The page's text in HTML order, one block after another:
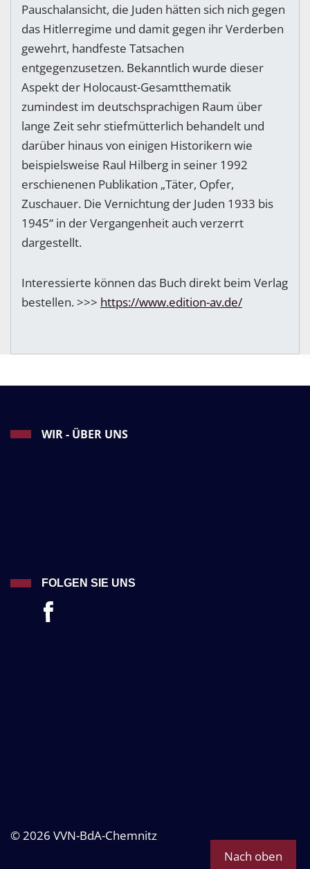
Pauschalansicht, die Juden hätten sich nich gegen
das Hitlerregime und damit gegen ihr Verderben
gewehrt, handfeste Tatsachen
entgegenzusetzen. Bekanntlich wurde dieser
Aspekt der Holocaust-Gesamtthematik
zumindest im deutschsprachigen Raum über
lange Zeit sehr stiefmütterlich behandelt und
darüber hinaus von einigen Historikern wie
beispielsweise Raul Hilberg in seiner 1992
erschienenen Publikation „Täter, Opfer,
Zuschauer. Die Vernichtung der Juden 1933 bis
1945“ in der Vergangenheit auch verzerrt
dargestellt.
Interessierte können das Buch direkt beim Verlag
bestellen. >>> https://www.edition-av.de/
WIR - ÜBER UNS
FOLGEN SIE UNS
© 2026 VVN-BdA-Chemnitz
Nach oben